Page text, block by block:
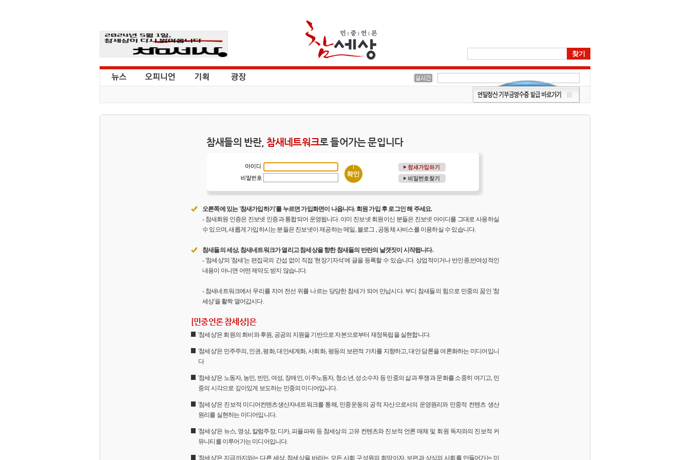
참새들의 반란, 참새네트워크로 들어가는 문입니다
오른쪽에 있는 '참새가입하기'를 누르면 가입화면이 나옵니다. 회원 가입 후 로그인 해 주세요.
- 참새회원 인증은 진보넷 인증과 통합되어 운영됩니다. 이미 진보넷 회원이신 분들은 진보넷 아이디를 그대로 사용하실
수 있으며, 새롭게 가입하시는 분들은 진보넷이 제공하는 메일, 블로그 , 공동체 사비스를 이용하실 수 있습니다.
참새들의 세상, 참새네트워크가 열리고 참세상을 향한 참새들의 반란의 날갯짓이 시작됩니다.
- '참세상'의 '참새'는 편집국의 간섭 없이 직접 '현장기자석'에 글을 등록할 수 있습니다. 상업적이거나 반인종,반여성적인
내용이 아니면 어떤 제약도 받지 않습니다.
- 참새네트워크에서 무리를 지어 전선 위를 나르는 당당한 참새가 되어 만납시다. 부디 참새들의 힘으로 민중의 꿈인 '참
세상'을 활짝 열어갑시다.
[민중언론 참세상]은
'참세상'은 회원의 회비와 후원, 공공의 지원을 기반으로 자본으로부터 재정독립을 실현합니다.
'참세상'은 민주주의, 인권, 평화, 대안세계화, 사회화, 평등의 보편적 가치를 지향하고, 대안 담론을 여론화하는 미디어입니
다
'참세상'은 노동자, 농민, 빈민, 여성, 장애인, 이주노동자, 청소년, 성소수자 등 민중의 삶과 투쟁과 문화를 소중히 여기고, 민
중의 시각으로 깊이있게 보도하는 민중의 미디어입니다.
'참세상'은 진보적 미디어컨텐츠생산자네트워크를 통해, 민중운동의 공적 자산으로서의 운영원리와 민중적 컨텐츠 생산
원리를 실현하는 미디어입니다.
'참세상'은 뉴스, 영상, 칼럼주장, 디카, 피플파워 등 참세상의 고유 컨텐츠와 진보적 언론 매체 및 회원 독자와의 진보적 커
뮤니티를 이루어가는 미디어입니다.
'참세상'은 지금까지와는 다른 세상, 참세상을 바라는 모든 사회 구성원의 희망이자, 보편과 상식의 사회를 만들어가는 미